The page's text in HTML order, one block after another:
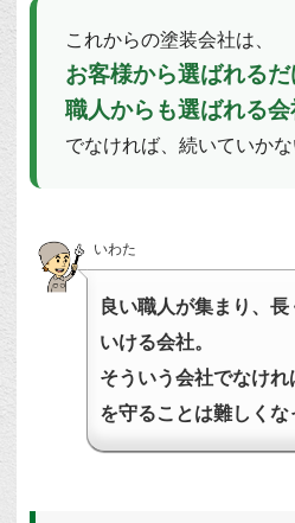
これからの塗装会社は、
お客様から選ばれるだ
職人からも選ばれる会
でなければ、続いていかな
いわた
良い職人が集まり、
いける会社。
そういう会社でなけ
を守ることは難しくな